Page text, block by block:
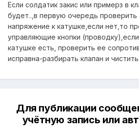
Если солдатик закис или примерз в
будет..,в первую очередь проверить
напряжение к катушке,если нет,то
управляющие кнопки
катушке есть, проверить ее
исправна-разбирать клапан и чистить.
Для публикации
учётную запись или